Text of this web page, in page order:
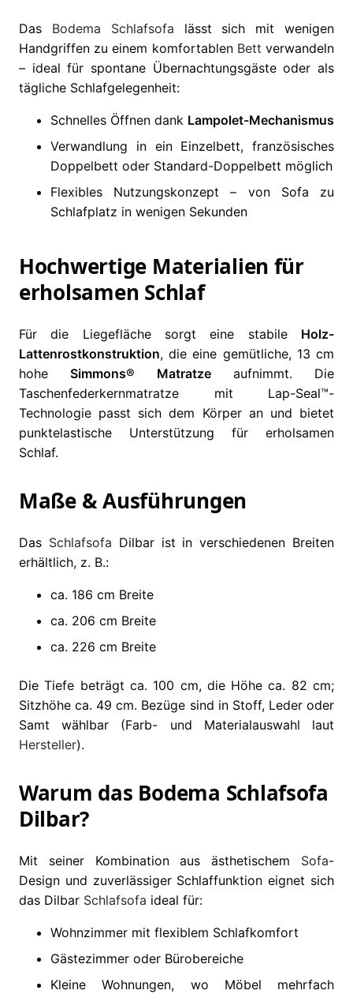
Das Bodema Schlafsofa lässt sich mit wenigen
Handgriffen zu einem komfortablen Bett verwandeln
– ideal für spontane Übernachtungsgäste oder als
tägliche Schlafgelegenheit:
Schnelles Öffnen dank Lampolet-Mechanismus
Verwandlung in ein Einzelbett, französisches
Doppelbett oder Standard-Doppelbett möglich
Flexibles Nutzungskonzept – von Sofa zu
Schlafplatz in wenigen Sekunden
Hochwertige Materialien für
erholsamen Schlaf
Für die Liegefläche sorgt eine stabile Holz-
Lattenrostkonstruktion, die eine gemütliche, 13 cm
hoheSimmons® Matratzeaufnimmt. Die
Taschenfederkernmatratze mit Lap-Seal™-
Technologie passt sich dem Körper an und bietet
punktelastische Unterstützung für erholsamen
Schlaf.
Maße & Ausführungen
Das Schlafsofa Dilbar ist in verschiedenen Breiten
erhältlich, z. B.:
ca. 186 cm Breite
ca. 206 cm Breite
ca. 226 cm Breite
Die Tiefe beträgt ca. 100 cm, die Höhe ca. 82 cm;
Sitzhöhe ca. 49 cm. Bezüge sind in Stoff, Leder oder
Samt wählbar (Farb- und Materialauswahl laut
Hersteller).
Warum das Bodema Schlafsofa
Dilbar?
Mit seiner Kombination aus ästhetischem Sofa-
Design und zuverlässiger Schlaffunktion eignet sich
das Dilbar Schlafsofa ideal für:
Wohnzimmer mit flexiblem Schlafkomfort
Gästezimmer oder Bürobereiche
Kleine Wohnungen, wo Möbel mehrfach